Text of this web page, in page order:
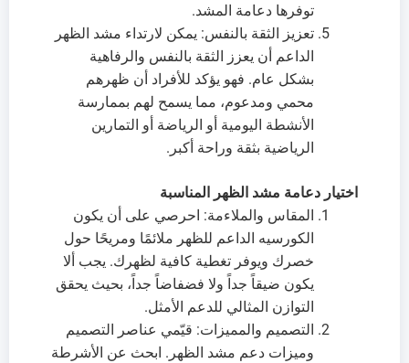
توفرها دعامة المشد.
تعزيز الثقة بالنفس: يمكن لارتداء مشد الظهر
الداعم أن يعزز الثقة بالنفس والرفاهية
بشكل عام. فهو يؤكد للأفراد أن ظهرهم
محمي ومدعوم، مما يسمح لهم بممارسة
الأنشطة اليومية أو الرياضة أو التمارين
الرياضية بثقة وراحة أكبر.
اختيار دعامة مشد الظهر المناسبة
المقاس والملاءمة: احرصي على أن يكون
الكورسيه الداعم للظهر ملائمًا ومريحًا حول
خصرك ويوفر تغطية كافية لظهرك. يجب ألا
يكون ضيقاً جداً ولا فضفاضاً جداً، بحيث يحقق
التوازن المثالي للدعم الأمثل.
التصميم والمميزات: قيّمي عناصر التصميم
وميزات دعم مشد الظهر. ابحث عن الأشرطة